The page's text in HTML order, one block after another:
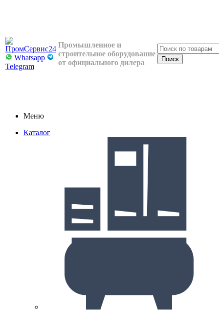
Whatsapp
Telegram
Промышленное и
строительное оборудование
от официального дилера
Меню
Каталог